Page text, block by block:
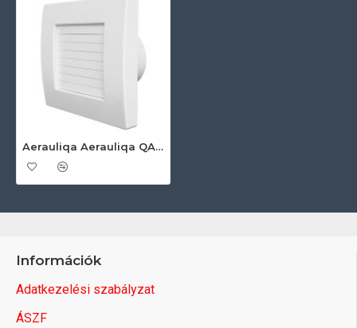
Aerauliqa Aerauliqa QA-120T BB ventilátor automata előlapzárással, utószellőztető funkcióval Axiális szellőztető ventilátor
Információk
Adatkezelési szabályzat
ÁSZF